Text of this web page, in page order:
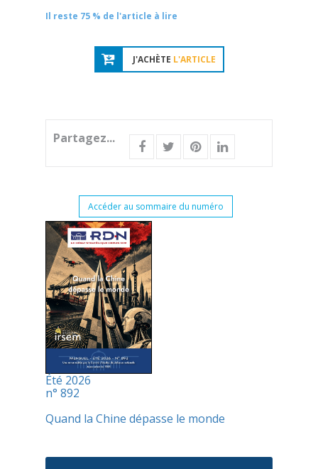
Il reste 75 % de l'article à lire
J'ACHÈTE L'ARTICLE
Partagez...
Accéder au sommaire du numéro
Été 2026
n° 892
Quand la Chine dépasse le monde